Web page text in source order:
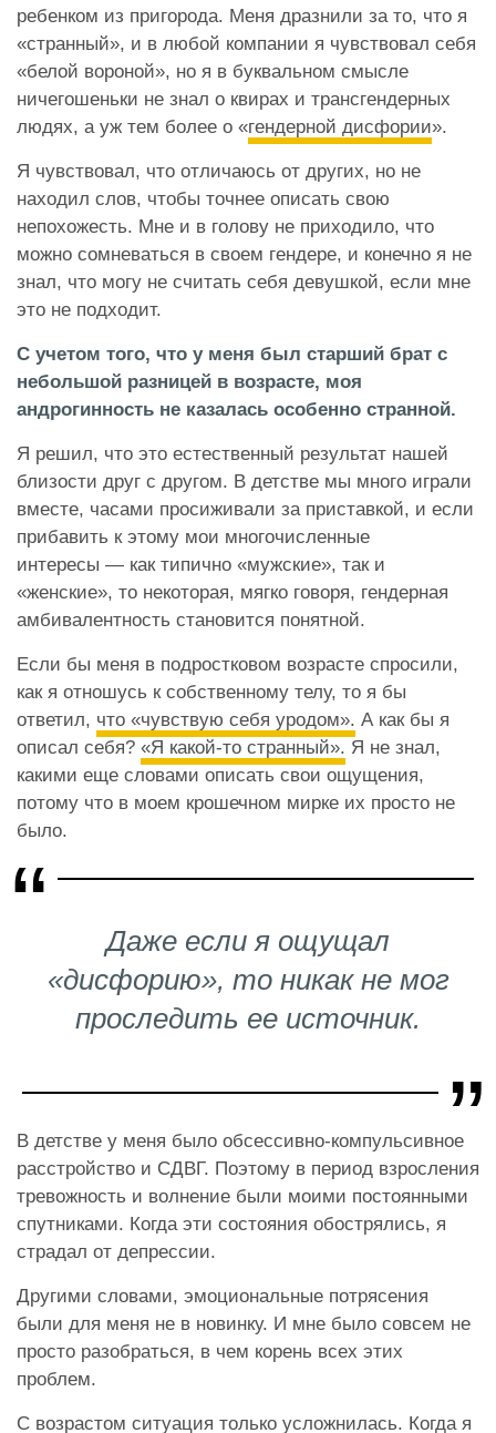
ребенком из пригорода. Меня дразнили за то, что я
«странный», и в любой компании я чувствовал себя
«белой вороной», но я в буквальном смысле
ничегошеньки не знал о квирах и трансгендерных
людях, а уж тем более о «гендерной дисфории».
Я чувствовал, что отличаюсь от других, но не
находил слов, чтобы точнее описать свою
непохожесть. Мне и в голову не приходило, что
можно сомневаться в своем гендере, и конечно я не
знал, что могу не считать себя девушкой, если мне
это не подходит.
С учетом того, что у меня был старший брат с
небольшой разницей в возрасте, моя
андрогинность не казалась особенно странной.
Я решил, что это естественный результат нашей
близости друг с другом. В детстве мы много играли
вместе, часами просиживали за приставкой, и если
прибавить к этому мои многочисленные
интересы — как типично «мужские», так и
«женские», то некоторая, мягко говоря, гендерная
амбивалентность становится понятной.
Если бы меня в подростковом возрасте спросили,
как я отношусь к собственному телу, то я бы
ответил, что «чувствую себя уродом». А как бы я
описал себя? «Я какой-то странный». Я не знал,
какими еще словами описать свои ощущения,
потому что в моем крошечном мирке их просто не
было.
Даже если я ощущал
«дисфорию», то никак не мог
проследить ее источник.
В детстве у меня было обсессивно-компульсивное
расстройство и СДВГ. Поэтому в период взросления
тревожность и волнение были моими постоянными
спутниками. Когда эти состояния обострялись, я
страдал от депрессии.
Другими словами, эмоциональные потрясения
были для меня не в новинку. И мне было совсем не
просто разобраться, в чем корень всех этих
проблем.
С возрастом ситуация только усложнилась. Когда я